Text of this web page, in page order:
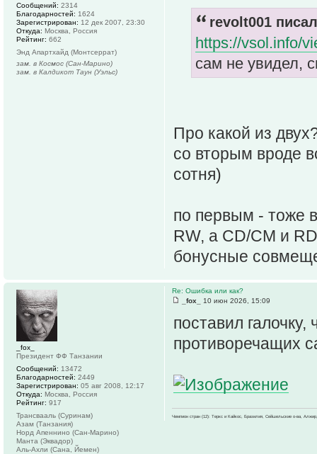
revolt001
https://vsol.info/
сам не увидел,
Про какой из
со вторым вроде
сотня)
по первым - тоже
RW, а CD/CM и
бонусные
Сообщений: 2314
Благодарностей: 1624
Зарегистрирован: 12 дек 2007, 23:30
Откуда: Москва, Россия
Рейтинг: 662
Энд Апартхайд (Монтсеррат)
зам. в Космос (Сан-Марино)
зам. в Калдикот Таун (Уэльс)
Re: Ошибка или как?
_fox_
10 июн 2026, 15:09
поставил
противоречащих
Чемпион стран (12): Теркс и Кайкос, Бразилия, Сейшельские о-ва,
_fox_
Президент ФФ Танзании
Сообщений: 13472
Благодарностей: 2449
Зарегистрирован: 05 авг 2008, 12:17
Откуда: Москва, Россия
Рейтинг: 917
Трансвааль (Суринам)
Азам (Танзания)
Норд Апеннино (Сан-Марино)
Манта (Эквадор)
Аль-Ахли (Сана, Йемен)